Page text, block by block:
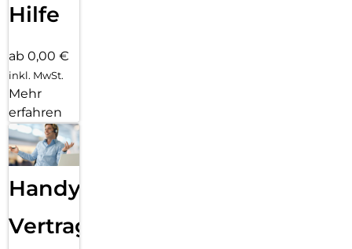
Hilfe
ab 0,00 €
inkl. MwSt.
Mehr
erfahren
Handy
Vertragsabwicklung